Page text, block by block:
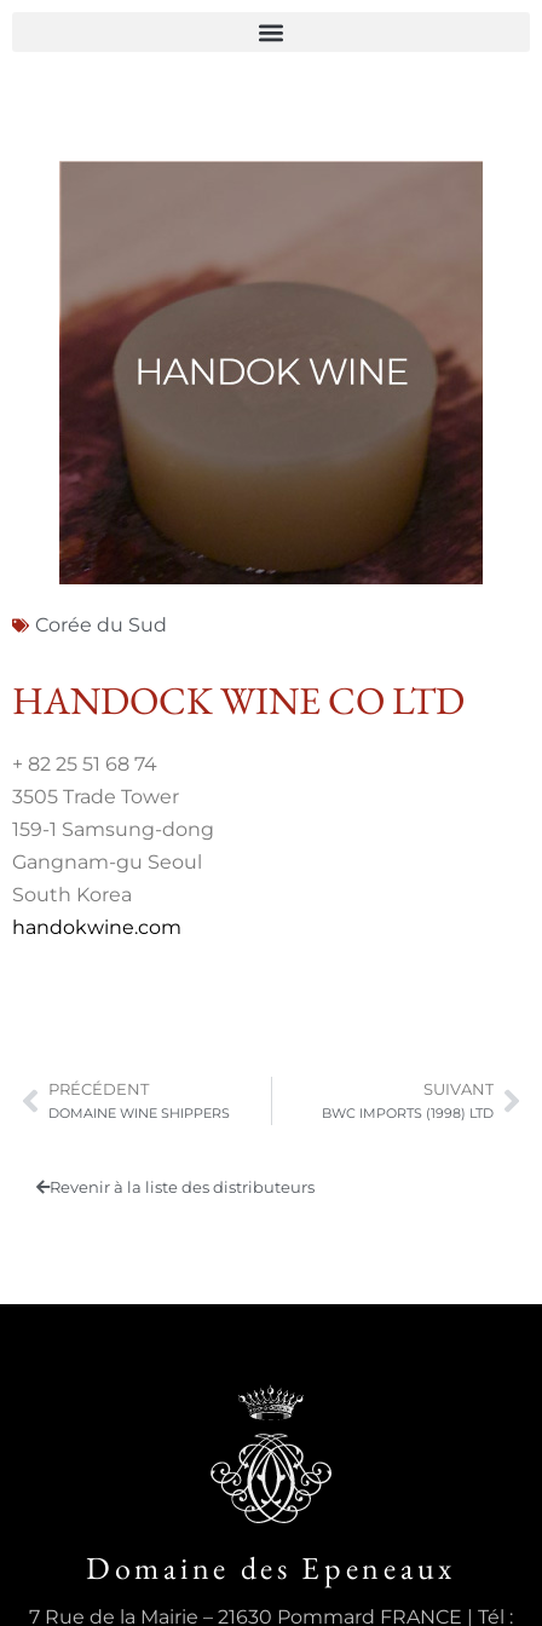
Corée du Sud
HANDOCK WINE CO LTD
+ 82 25 51 68 74
3505 Trade Tower
159-1 Samsung-dong
Gangnam-gu Seoul
South Korea
handokwine.com
PRÉCÉDENT
DOMAINE WINE SHIPPERS
SUIVANT
BWC IMPORTS (1998) LTD
Revenir à la liste des distributeurs
Domaine des Epeneaux
7 Rue de la Mairie – 21630 Pommard FRANCE | Tél :